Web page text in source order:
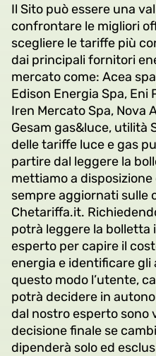
Il Sito può essere una
confrontare le migliori
scegliere le tariffe più
dai principali fornitori
mercato come: Acea
Edison Energia Spa, Eni
Iren Mercato Spa, Nova
Gesam gas&luce, utilità
delle tariffe luce e gas
partire dal leggere la
mettiamo a
sempre aggiornati sulle
Chetariffa.it.
potrà leggere la bolletta
esperto per capire il
energia e identificare
questo modo l’utente,
potrà decidere in
dal nostro esperto sono
decisione finale se
dipenderà solo ed